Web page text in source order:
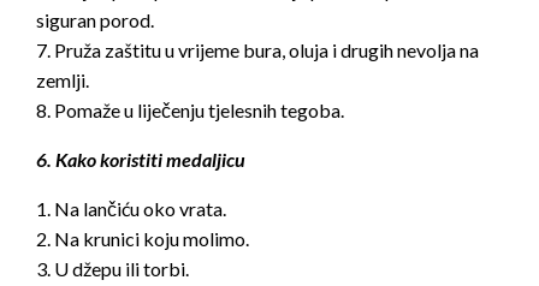
siguran porod.
7. Pruža zaštitu u vrijeme bura, oluja i drugih nevolja na
zemlji.
8. Pomaže u liječenju tjelesnih tegoba.
6. Kako koristiti medaljicu
1. Na lančiću oko vrata.
2. Na krunici koju molimo.
3. U džepu ili torbi.